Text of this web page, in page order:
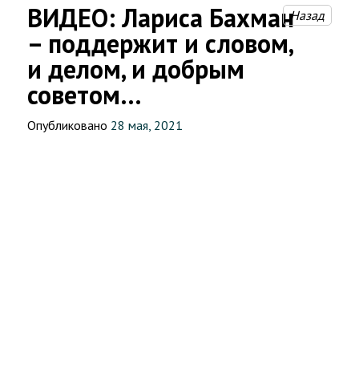
ВИДЕО: Лариса Бахман
– поддержит и словом,
и делом, и добрым
советом…
Назад
Опубликовано 28 мая, 2021